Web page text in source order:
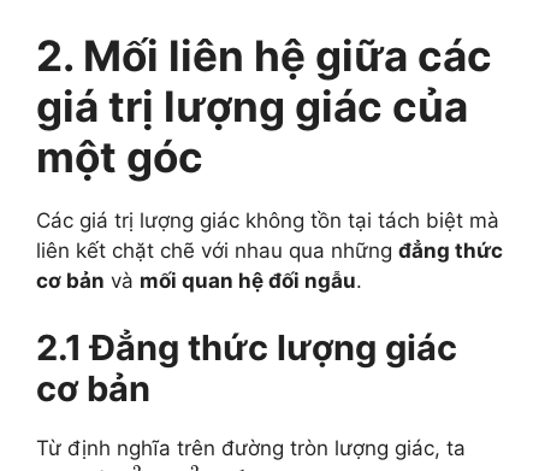
2. Mối liên hệ giữa các
giá trị lượng giác của
một góc
Các giá trị lượng giác không tồn tại tách biệt mà
liên kết chặt chẽ với nhau qua những đẳng thức
cơ bản và mối quan hệ đối ngẫu.
2.1 Đẳng thức lượng giác
cơ bản
Từ định nghĩa trên đường tròn lượng giác, ta